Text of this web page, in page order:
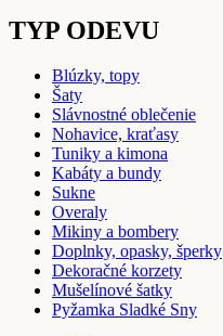
TYP ODEVU
Blúzky, topy
Šaty
Slávnostné oblečenie
Nohavice, kraťasy
Tuniky a kimona
Kabáty a bundy
Sukne
Overaly
Mikiny a bombery
Doplnky, opasky, šperky
Dekoračné korzety
Mušelínové šatky
Pyžamka Sladké Sny